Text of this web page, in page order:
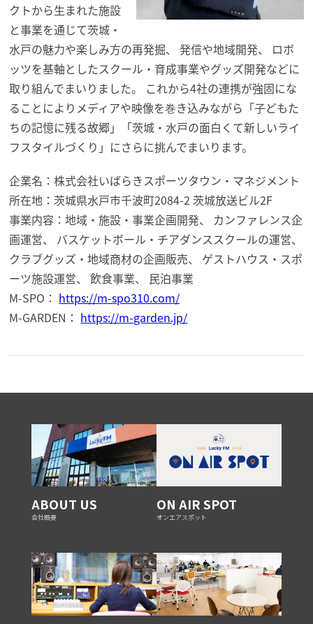
クトから生まれた施設
と事業を通じて茨城・
水戸の魅力や楽しみ方の再発掘、 発信や地域開発、 ロボ
ッツを基軸としたスクール・育成事業やグッズ開発などに
取り組んでまいりました。 これから4社の連携が強固にな
ることによりメディアや映像を巻き込みながら「子どもた
ちの記憶に残る故郷」「茨城・水戸の面⽩くて新しいライ
フスタイルづくり」 にさらに挑んでまいります。
企業名：株式会社いばらきスポーツタウン・マネジメント
所在地：茨城県水戸市千波町2084-2 茨城放送ビル2F
事業内容：地域・施設・事業企画開発、 カンファレンス企
画運営、 バスケットボール・チアダンススクールの運営、
クラブグッズ・地域商材の企画販売、 ゲストハウス・スポ
ーツ施設運営、 飲食事業、 民泊事業
M-SPO： https://m-spo310.com/
M-GARDEN： https://m-garden.jp/
ABOUT US
会社概要
ON AIR SPOT
オンエアスポット